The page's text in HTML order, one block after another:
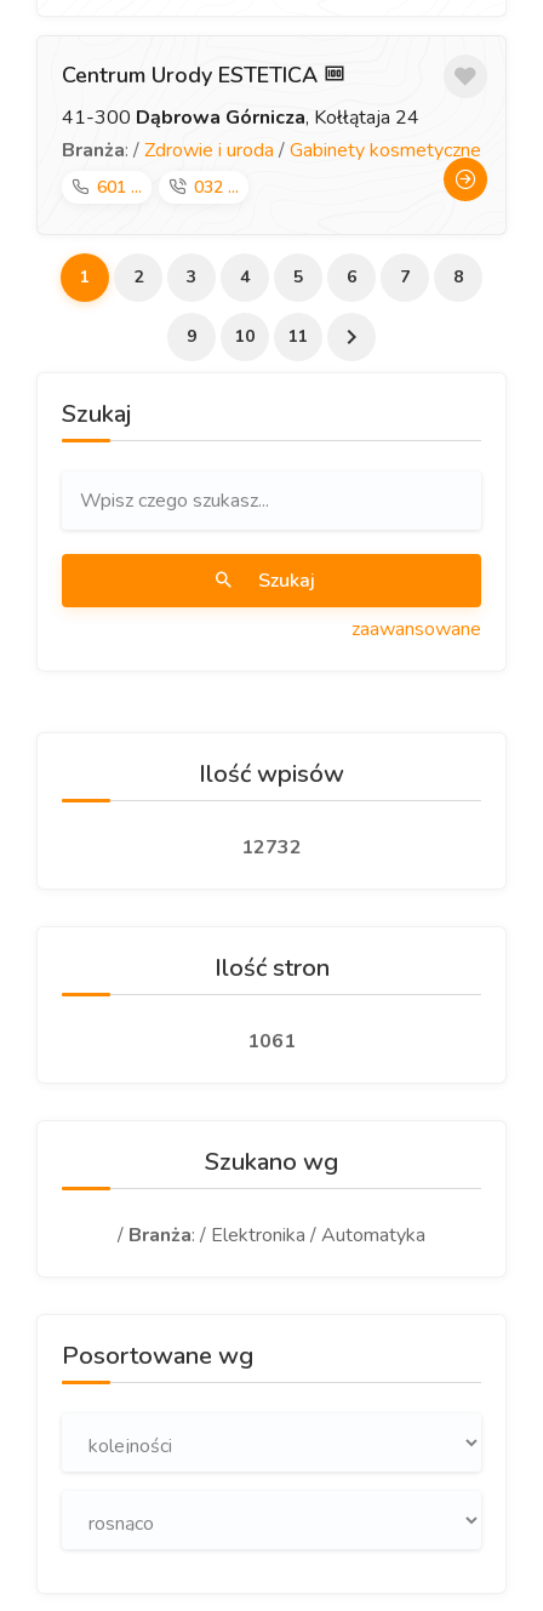
Centrum Urody ESTETICA
41-300 Dąbrowa Górnicza, Kołłątaja 24
Branża: /Zdrowie i uroda /Gabinety kosmetyczne
601 ... 032 ...
1 2 3 4 5 6 7 8
9 10 11
Szukaj
Szukaj
zaawansowane
Ilość wpisów
12732
Ilość stron
1061
Szukano wg
/ Branża: / Elektronika / Automatyka
Posortowane wg